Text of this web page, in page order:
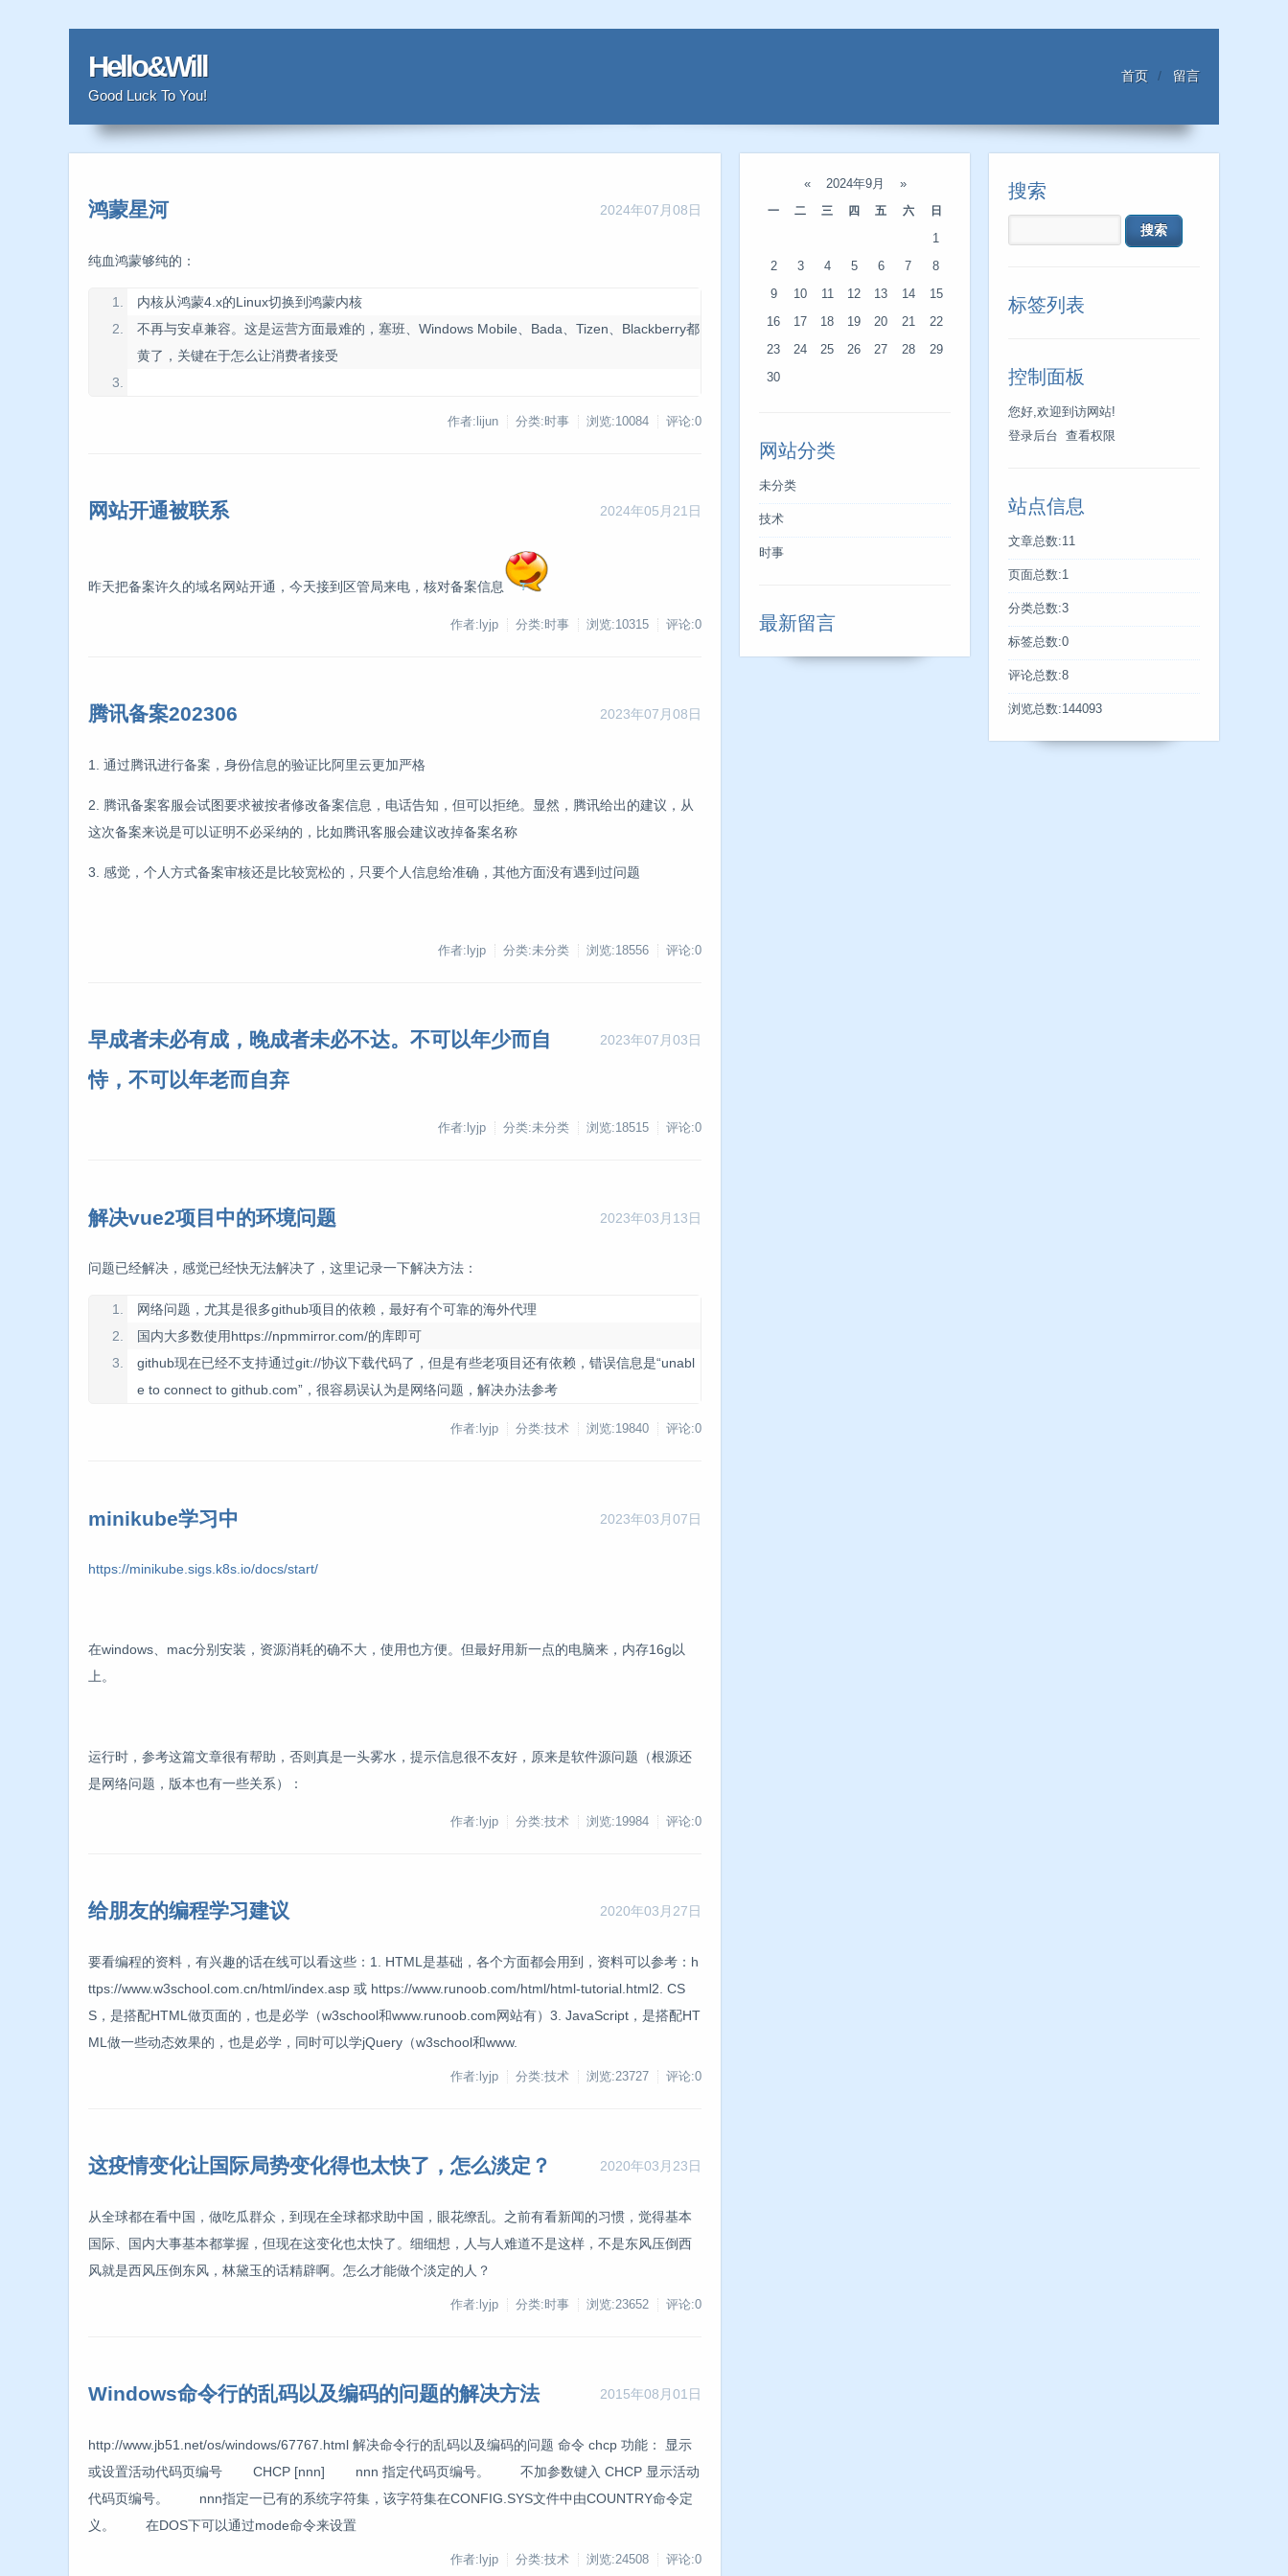
Hello&Will
Good Luck To You!
首页 留言
2024年07月08日
鸿蒙星河
纯血鸿蒙够纯的：
内核从鸿蒙4.x的Linux切换到鸿蒙内核
不再与安卓兼容。这是运营方面最难的，塞班 、Windows Mobile 、Bada、Tizen、Blackberry都
黄了，关键在于怎么让消费者接受
作者:lijun 分类:时事 浏览:10084 评论:0
2024年05月21日
网站开通被联系
昨天把备案许久的域名网站开通，今天接到区管局来电，核对备案信息
作者:lyjp 分类:时事 浏览:10315 评论:0
2023年07月08日
腾讯备案202306
1. 通过腾讯进行备案，身份信息的验证比阿里云更加严格
2. 腾讯备案客服会试图要求被按者修改备案信息，电话告知，但可以拒绝。显然，腾讯给出的建议，从
这次备案来说是可以证明不必采纳的，比如腾讯客服会建议改掉备案名称
3. 感觉，个人方式备案审核还是比较宽松的，只要个人信息给准确，其他方面没有遇到过问题
作者:lyjp 分类:未分类 浏览:18556 评论:0
2023年07月03日
早成者未必有成，晚成者未必不达。不可以年少而自
恃，不可以年老而自弃
作者:lyjp 分类:未分类 浏览:18515 评论:0
2023年03月13日
解决vue2项目中的环境问题
问题已经解决，感觉已经快无法解决了，这里记录一下解决方法：
网络问题，尤其是很多github项目的依赖，最好有个可靠的海外代理
国内大多数使用https://npmmirror.com/的库即可
github现在已经不支持通过git://协议下载代码了，但是有些老项目还有依赖，错误信息是“unabl
e to connect to github.com”，很容易误认为是网络问题，解决办法参考
作者:lyjp 分类:技术 浏览:19840 评论:0
2023年03月07日
minikube学习中
https://minikube.sigs.k8s.io/docs/start/
在windows、mac分别安装，资源消耗的确不大，使用也方便。但最好用新一点的电脑来，内存16g以
上。
运行时，参考这篇文章很有帮助，否则真是一头雾水，提示信息很不友好，原来是软件源问题（根源还
是网络问题，版本也有一些关系）：
作者:lyjp 分类:技术 浏览:19984 评论:0
2020年03月27日
给朋友的编程学习建议
要看编程的资料，有兴趣的话在线可以看这些：1. HTML是基础，各个方面都会用到，资料可以参考：h
ttps://www.w3school.com.cn/html/index.asp 或 https://www.runoob.com/html/html-tutorial.html2. CS
S，是搭配HTML做页面的，也是必学（w3school和www.runoob.com网站有）3. JavaScript，是搭配HT
ML做一些动态效果的，也是必学，同时可以学jQuery（w3school和www.
作者:lyjp 分类:技术 浏览:23727 评论:0
2020年03月23日
这疫情变化让国际局势变化得也太快了，怎么淡定？
从全球都在看中国，做吃瓜群众，到现在全球都求助中国，眼花缭乱。之前有看新闻的习惯，觉得基本
国际、国内大事基本都掌握，但现在这变化也太快了。细细想，人与人难道不是这样，不是东风压倒西
风就是西风压倒东风，林黛玉的话精辟啊。怎么才能做个淡定的人？
作者:lyjp 分类:时事 浏览:23652 评论:0
2015年08月01日
Windows命令行的乱码以及编码的问题的解决方法
http://www.jb51.net/os/windows/67767.html 解决命令行的乱码以及编码的问题 命令 chcp 功能： 显示
或设置活动代码页编号 CHCP [nnn] nnn 指定代码页编号。 不加参数键入 CHCP 显示活动
代码页编号。 nnn指定一已有的系统字符集，该字符集在CONFIG.SYS文件中由COUNTRY命令定
义。 在DOS下可以通过mode命令来设置
作者:lyjp 分类:技术 浏览:24508 评论:0
« 2024年9月
»
一
二 三 四 五 六 日
1
2 3 4 5 6 7 8
9 10 11 12 13 14 15
16 17 18 19 20 21 22
23 24 25 26 27 28 29
30
网站分类
未分类
技术
时事
最新留言
搜索
标签列表
控制面板
您好,欢迎到访网站!
登录后台
查看权限
站点信息
文章总数:11
页面总数:1
分类总数:3
标签总数:0
评论总数:8
浏览总数:144093